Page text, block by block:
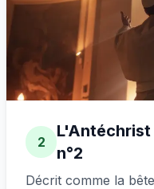
2
L'Antéchrist
n°2
Décrit comme la